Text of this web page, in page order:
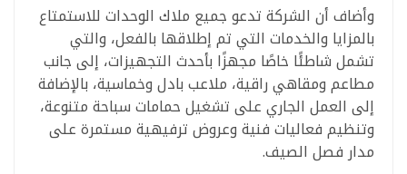
وأضاف أن الشركة تدعو جميع ملاك الوحدات للاستمتاع
بالمزايا والخدمات التي تم إطلاقها بالفعل، والتي
تشمل شاطئًا خاصًا مجهزًا بأحدث التجهيزات، إلى جانب
مطاعم ومقاهي راقية، ملاعب بادل وخماسية، بالإضافة
إلى العمل الجاري على تشغيل حمامات سباحة متنوعة،
وتنظيم فعاليات فنية وعروض ترفيهية مستمرة على
مدار فصل الصيف.